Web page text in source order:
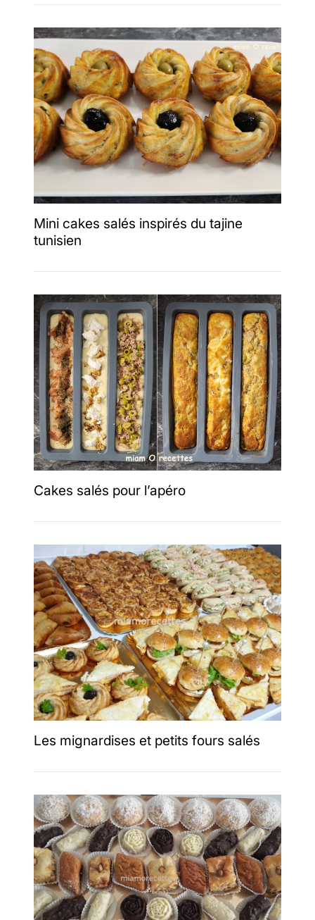
Mini cakes salés inspirés du tajine
tunisien
Cakes salés pour l’apéro
Les mignardises et petits fours salés